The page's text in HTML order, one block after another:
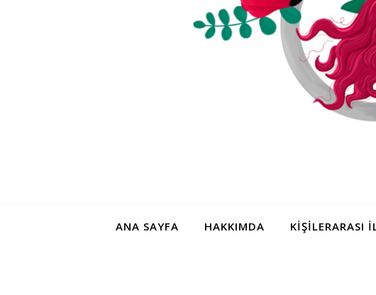
ANA SAYFA HAKKIMDA KIŞILERARASI